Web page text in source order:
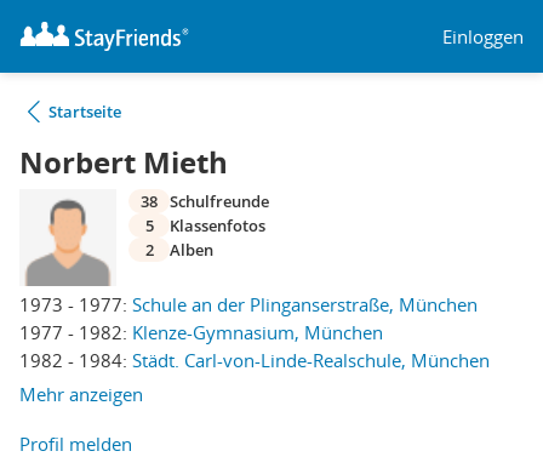
Einloggen
Startseite
Norbert Mieth
1973 - 1977: Schule an der Plinganserstraße, München
1977 - 1982: Klenze-Gymnasium, München
1982 - 1984: Städt. Carl-von-Linde-Realschule, München
Mehr anzeigen
38 Schulfreunde
5
Klassenfotos
2
Alben
Profil melden